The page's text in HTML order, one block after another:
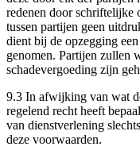
redenen door schriftelijke
tussen partijen geen
dient bij de opzegging
genomen. Partijen zullen
schadevergoeding zijn
9.3 In afwijking van wat
regelend recht heeft
van dienstverlening
deze voorwaarden.